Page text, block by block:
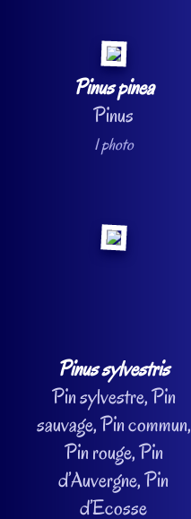
Pinus pinea
Pinus
1 photo
Pinus sylvestris
Pin sylvestre, Pin
sauvage, Pin commun,
Pin rouge, Pin
d’Auvergne, Pin
d’Ecosse